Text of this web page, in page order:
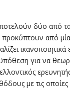
δύο από
από
ικανοποιητικά
για να
με τις οποίες